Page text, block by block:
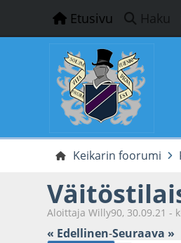
Etusivu Haku
Keikarin foorumi
Aloittaja Willy90, 30.09.21 -
« Edellinen-Seuraava »